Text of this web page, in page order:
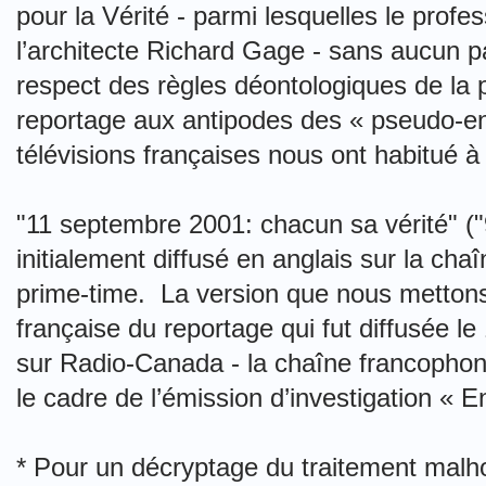
pour la Vérité - parmi lesquelles le
l’architecte Richard Gage - sans aucun
respect des règles déontologiques de
reportage aux antipodes des « pseudo-
télévisions françaises nous ont habitué
"11 septembre 2001: chacun sa vérité"
initialement diffusé en anglais sur la
prime-time. La version que nous
française du reportage qui fut diffusée
sur Radio-Canada - la chaîne
le cadre de l’émission d’investigation «
* Pour un décryptage du traitement